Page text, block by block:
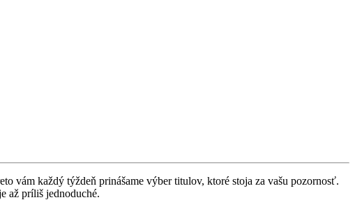
vám každý týždeň prinášame výber titulov, ktoré stoja za vašu pozornosť.
až príliš jednoduché.